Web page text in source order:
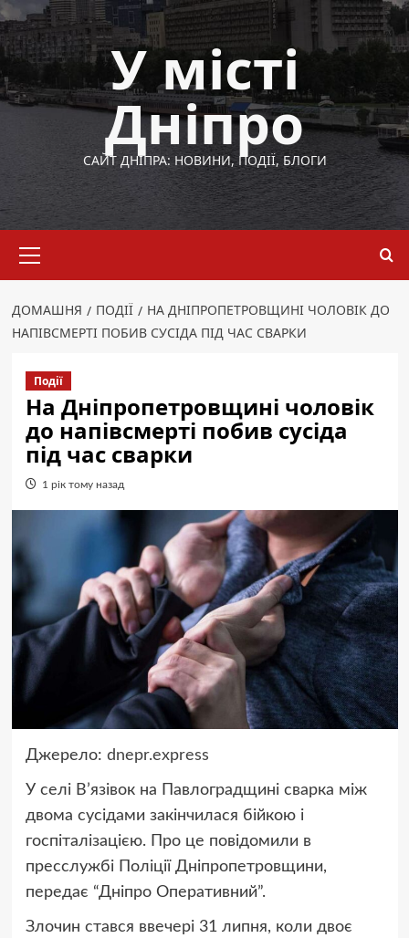
Перейти
до
вмісту
У місті
Дніпро
САЙТ ДНІПРА: НОВИНИ, ПОДІЇ, БЛОГИ
меню
ДОМАШНЯ ПОДІЇ
НА ДНІПРОПЕТРОВЩИНІ ЧОЛОВІК ДО
НАПІВСМЕРТІ ПОБИВ СУСІДА ПІД ЧАС СВАРКИ
Події
На Дніпропетровщині чоловік
до напівсмерті побив сусіда
під час сварки
1 рік тому назад
Джерело: dnepr.express
У селі В’язівок на Павлоградщині сварка між
двома сусідами закінчилася бійкою і
госпіталізацією. Про це повідомили в
пресслужбі Поліції Дніпропетровщини,
передає “Дніпро Оперативний”.
Злочин стався ввечері 31 липня, коли двоє